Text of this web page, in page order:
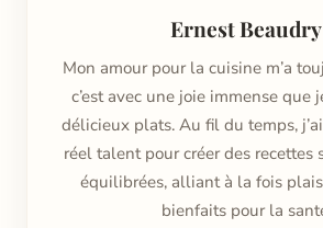
Ernest Beaudry
Mon amour pour la cuisine m’a
c’est avec une joie immense que
délicieux plats. Au fil du temps,
réel talent pour créer des recettes
équilibrées, alliant à la fois
bienfaits pour la